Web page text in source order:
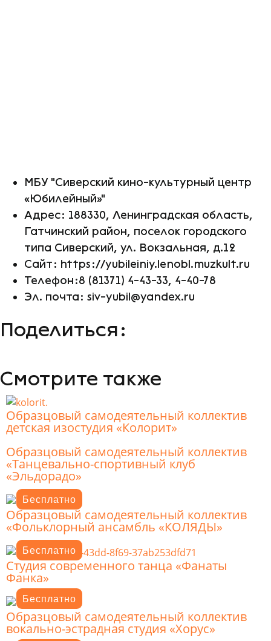
МБУ "Сиверский кино-культурный центр
«Юбилейный»"
Адрес: 188330, Ленинградская область,
Гатчинский район, поселок городского
типа Сиверский, ул. Вокзальная, д.12
Сайт: https://yubileiniy.lenobl.muzkult.ru
Телефон:8 (81371) 4-43-33, 4-40-78
Эл. почта: siv-yubil@yandex.ru
Поделиться:
Смотрите также
Бесплатно
Образцовый самодеятельный коллектив
детская изостудия «Колорит»
Бесплатно
Образцовый самодеятельный коллектив
«Танцевально-спортивный клуб
«Эльдорадо»
Бесплатно
Образцовый самодеятельный коллектив
«Фольклорный ансамбль «КОЛЯДЫ»
Студия современного танца «Фанаты
Фанка»
Образцовый самодеятельный коллектив
вокально-эстрадная студия «Хорус»